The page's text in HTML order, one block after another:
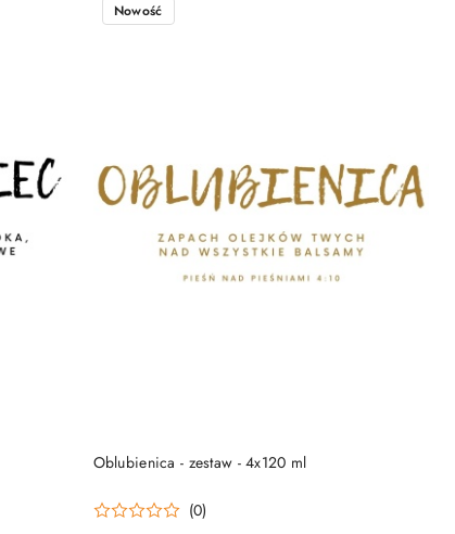
Oblubienica - zestaw - 4x120 ml
(0)
Nowość
DO KOSZYKA